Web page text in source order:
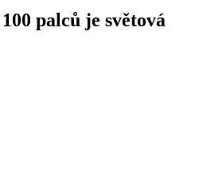
palců je světová